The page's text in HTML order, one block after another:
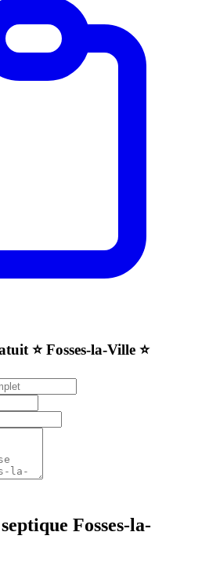
⭐️ Fosses-la-Ville ⭐️
Fosses-la-